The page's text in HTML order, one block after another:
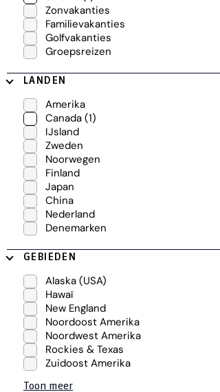
Zonvakanties
Familievakanties
Golfvakanties
Groepsreizen
LANDEN
Amerika
Canada (1)
IJsland
Zweden
Noorwegen
Finland
Japan
China
Nederland
Denemarken
GEBIEDEN
Alaska (USA)
Hawaï
New England
Noordoost Amerika
Noordwest Amerika
Rockies & Texas
Zuidoost Amerika
Toon meer